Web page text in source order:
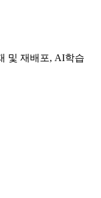
및 재배포, AI학습